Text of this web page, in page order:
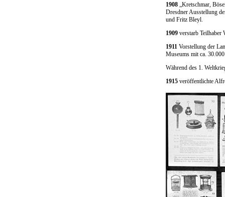
1908 „Kretschmar,
Dresdner Ausstellung
und Fritz Bleyl.
1909 verstarb Teilhaber
1911 Vorstellung der
Museums mit ca.
Während des 1.
1915 veröffentlichte